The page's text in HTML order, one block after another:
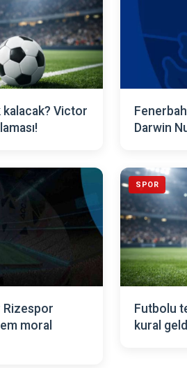
kalacak? Victor
Darwin
Rizespor
moral
SPOR
Futbolu
kural